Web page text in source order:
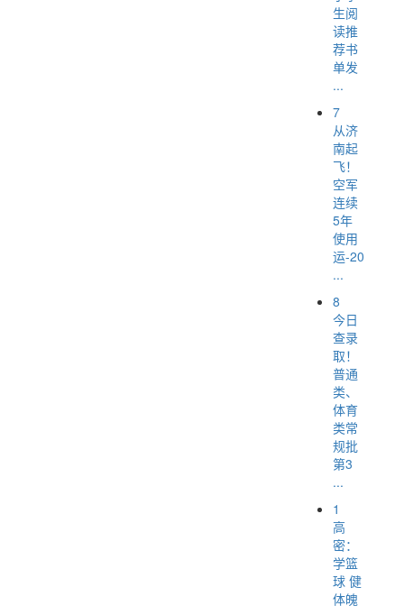
生阅
读推
荐书
单发
...
7
从济
南起
飞！
空军
连续
5年
使用
运-20
...
8
今日
查录
取！
普通
类、
体育
类常
规批
第3
...
1
高
密：
学篮
球 健
体魄